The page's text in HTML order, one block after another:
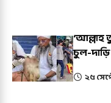
‘আল্লাহ
চুল-
২৫